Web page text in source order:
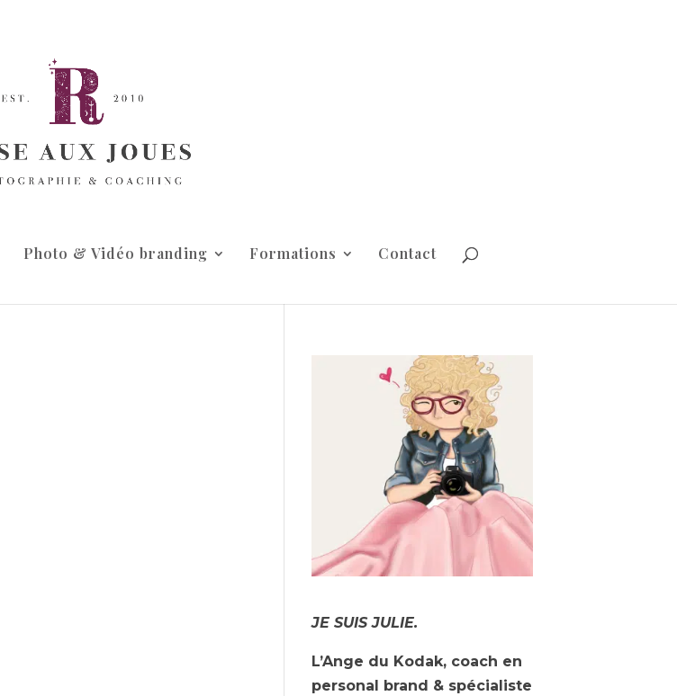
Photo & Vidéo branding Formations Contact
JE SUIS JULIE.
L’Ange du Kodak, coach en
personal brand & spécialiste